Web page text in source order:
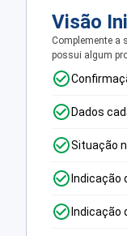
Visão
Complemente a
possui algum
Dados
Situação
Indicação
Indicação